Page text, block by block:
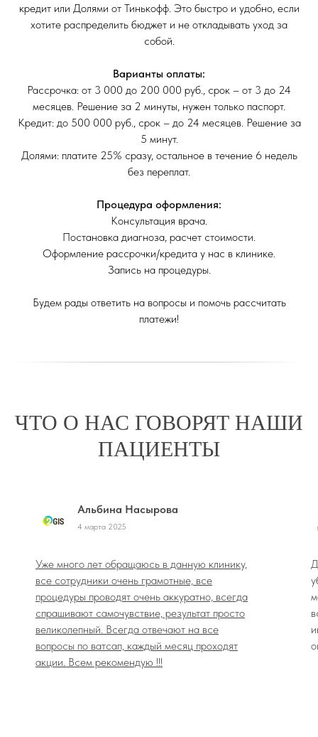
кредит или Долями от Тинькофф. Это быстро и удобно, если
хотите распределить бюджет и не откладывать уход за
собой.
Варианты оплаты:
Рассрочка: от 3 000 до 200 000 руб., срок – от 3 до 24
месяцев. Решение за 2 минуты, нужен только паспорт.
Кредит: до 500 000 руб., срок – до 24 месяцев. Решение за
5 минут.
Долями: платите 25% сразу, остальное в течение 6 недель
без переплат.
Процедура оформления:
Консультация врача.
Постановка диагноза, расчет стоимости.
Оформление рассрочки/кредита у нас в клинике.
Запись на процедуры.
Будем рады ответить на вопросы и помочь рассчитать
платежи!
ЧТО О НАС ГОВОРЯТ НАШИ
ПАЦИЕНТЫ
Альбина Насырова
4 марта 2025
Уже много лет обращаюсь в данную клинику,
все сотрудники очень грамотные, все
процедуры проводят очень аккуратно, всегда
спрашивают самочувствие, результат просто
великолепный. Всегда отвечают на все
вопросы по ватсап, каждый месяц проходят
акции. Всем рекомендую !!!